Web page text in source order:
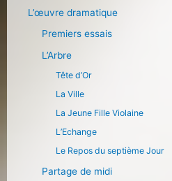
L’œuvre dramatique
Premiers essais
L’Arbre
Tête d’Or
La Ville
La Jeune Fille Violaine
L’Echange
Le Repos du septième Jour
Partage de midi